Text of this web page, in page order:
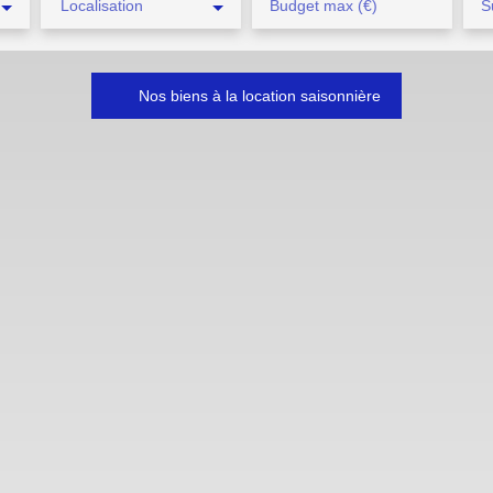
Localisation Budget max (€)
Nos biens à la location saisonnière